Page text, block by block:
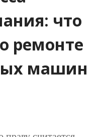
что
ремонте
машин